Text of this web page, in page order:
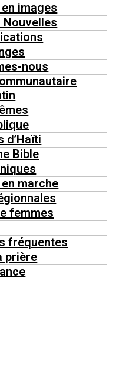
images
nous
d’Haïti
Bible
marche
femmes
fréquentes
prière